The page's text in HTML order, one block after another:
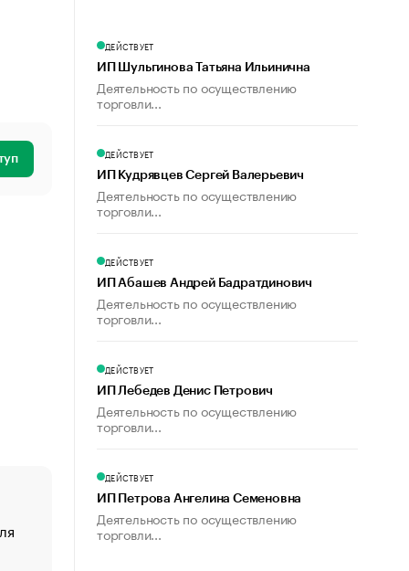
«От спорта тело стареет иначе». Как живет глава
создавшей GTA
ДЕЙСТВУЕТ
ИП Шульгинова Татьяна Ильинична
Деятельность по осуществлению
торговли...
ДЕЙСТВУЕТ
ИП Кудрявцев Сергей Валерьевич
Деятельность по осуществлению
торговли...
ДЕЙСТВУЕТ
ИП Абашев Андрей Бадратдинович
Деятельность по осуществлению
торговли...
ДЕЙСТВУЕТ
ИП Лебедев Денис Петрович
Деятельность по осуществлению
торговли...
ДЕЙСТВУЕТ
ИП Петрова Ангелина Семеновна
Деятельность по осуществлению
торговли...